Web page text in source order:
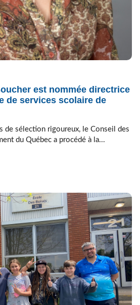
est nommée directrice
de services scolaire de
de sélection rigoureux, le Conseil des
du Québec a procédé à la...